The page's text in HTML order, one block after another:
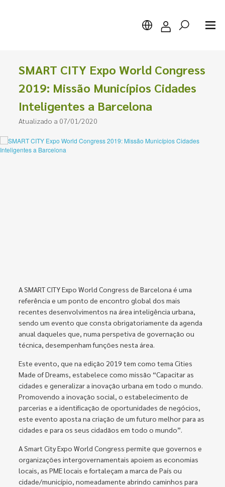
Pesquisar
SMART CITY Expo World Congress
2019: Missão Municípios Cidades
Inteligentes a Barcelona
Atualizado a 07/01/2020
A SMART CITY Expo World Congress de Barcelona é uma
referência e um ponto de encontro global dos mais
recentes desenvolvimentos na área inteligência urbana,
sendo um evento que consta obrigatoriamente da agenda
anual daqueles que, numa perspetiva de governação ou
técnica, desempenham funções nesta área.
Este evento, que na edição 2019 tem como tema Cities
Made of Dreams, estabelece como missão “Capacitar as
cidades e generalizar a inovação urbana em todo o mundo.
Promovendo a inovação social, o estabelecimento de
parcerias e a identificação de oportunidades de negócios,
este evento aposta na criação de um futuro melhor para as
cidades e para os seus cidadãos em todo o mundo”.
A Smart City Expo World Congress permite que governos e
organizações intergovernamentais apoiem as economias
locais, as PME locais e fortaleçam a marca de País ou
cidade/município, nomeadamente abrindo caminhos para